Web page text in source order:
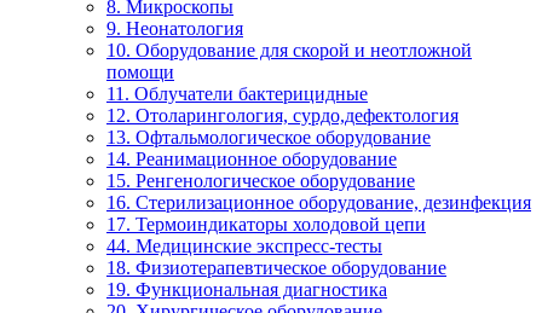
8. Микроскопы
9. Неонатология
10. Оборудование для скорой и неотложной
помощи
11. Облучатели бактерицидные
12. Отоларингология, сурдо,дефектология
13. Офтальмологическое оборудование
14. Реанимационное оборудование
15. Ренгенологическое оборудование
16. Стерилизационное оборудование, дезинфекция
17. Термоиндикаторы холодовой цепи
44. Медицинские экспресс-тесты
18. Физиотерапевтическое оборудование
19. Функциональная диагностика